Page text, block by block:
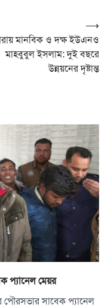
মানবিক ও দক্ষ ইউএনও
মাহবুবুল ইসলাম: দুই বছরে
উন্নয়নের দৃষ্টান্ত
⟶
প্যানেল মেয়র
পৌরসভার সাবেক প্যানেল